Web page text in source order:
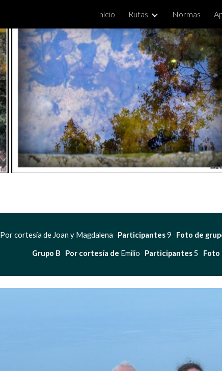
Skip to main content
Inicio Rutas Normas
Por cortesía de Joan y Magdalena Participantes 9 Foto de
Grupo B   Por cortesía de Emilio Participantes 5 Foto